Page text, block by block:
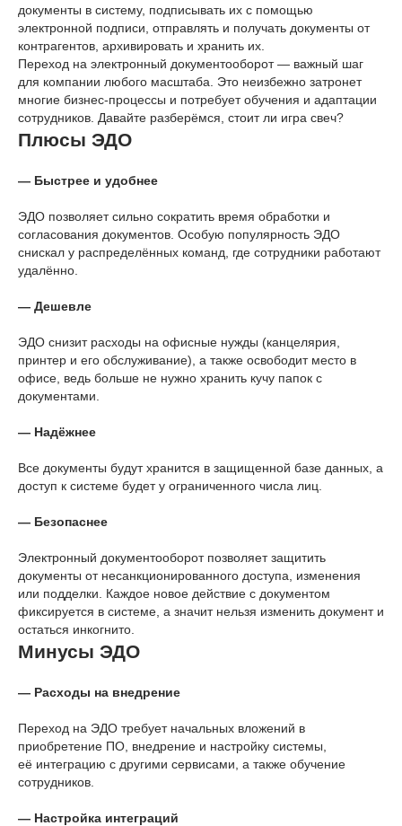
документы в систему, подписывать их с помощью
электронной подписи, отправлять и получать документы от
контрагентов, архивировать и хранить их.
Переход на электронный документооборот — важный шаг
для компании любого масштаба. Это неизбежно затронет
многие бизнес-процессы и потребует обучения и адаптации
сотрудников. Давайте разберёмся, стоит ли игра свеч?
Плюсы ЭДО
— Быстрее и удобнее
ЭДО позволяет сильно сократить время обработки и
согласования документов. Особую популярность ЭДО
снискал у распределённых команд, где сотрудники работают
удалённо.
— Дешевле
ЭДО снизит расходы на офисные нужды (канцелярия,
принтер и его обслуживание), а также освободит место в
офисе, ведь больше не нужно хранить кучу папок с
документами.
— Надёжнее
Все документы будут хранится в защищенной базе данных, а
доступ к системе будет у ограниченного числа лиц.
— Безопаснее
Электронный документооборот позволяет защитить
документы от несанкционированного доступа, изменения
или подделки. Каждое новое действие с документом
фиксируется в системе, а значит нельзя изменить документ и
остаться инкогнито.
Минусы ЭДО
— Расходы на внедрение
Переход на ЭДО требует начальных вложений в
приобретение ПО, внедрение и настройку системы,
её интеграцию с другими сервисами, а также обучение
сотрудников.
— Настройка интеграций